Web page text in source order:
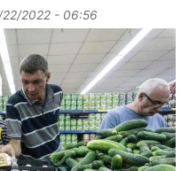
2022 - 06:56